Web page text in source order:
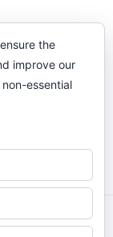
que
Derechos
the
improve our
essential